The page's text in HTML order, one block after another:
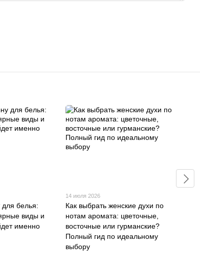
для белья:
виды и
именно
14 июля 2026
Как выбрать женские духи по
нотам аромата: цветочные,
восточные или гурманские?
Полный гид по идеальному
выбору